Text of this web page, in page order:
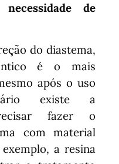
de
do diastema,
é o mais
após o uso
existe a
fazer o
com material
a resina